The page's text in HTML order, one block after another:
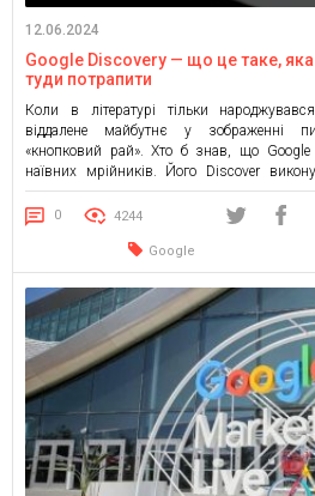
12.06.2024
Google Discovery — що це таке, яка
туди потрапити
Коли в літературі тільки
віддалене майбутнє у зображенні
«кнопковий рай». Хто б знав, що
наївних мрійників. Його Discover
відвідувача і видає корисну саме для
завантаження, навіть не чекаючи
0 4244
Google